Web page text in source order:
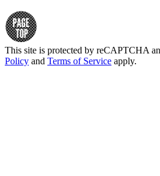
This site is protected by reCAPTCHA
Policy and Terms of Service apply.